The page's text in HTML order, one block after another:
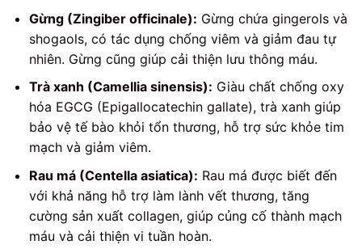
Gừng (Zingiber officinale): Gừng chứa gingerols và
shogaols, có tác dụng chống viêm và giảm đau tự
nhiên. Gừng cũng giúp cải thiện lưu thông máu.
Trà xanh (Camellia sinensis): Giàu chất chống oxy
hóa EGCG (Epigallocatechin gallate), trà xanh giúp
bảo vệ tế bào khỏi tổn thương, hỗ trợ sức khỏe tim
mạch và giảm viêm.
Rau má (Centella asiatica): Rau má được biết đến
với khả năng hỗ trợ làm lành vết thương, tăng
cường sản xuất collagen, giúp củng cố thành mạch
máu và cải thiện vi tuần hoàn.